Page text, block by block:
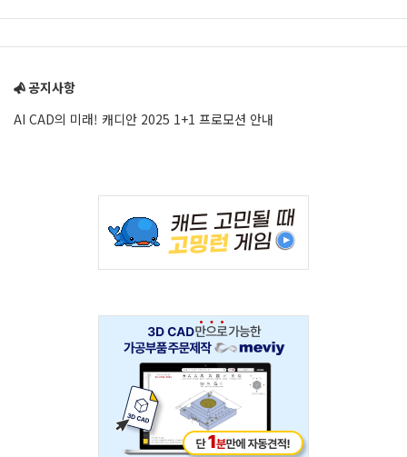
공지사항
AI CAD의 미래! 캐디안 2025 1+1 프로모션 안내